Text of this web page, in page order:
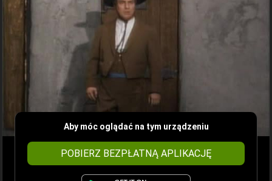
Aby móc oglądać na tym urządzeniu
POBIERZ BEZPŁATNĄ APLIKACJĘ